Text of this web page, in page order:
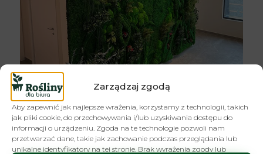
Zarządzaj zgodą
Aby zapewnić jak najlepsze wrażenia, korzystamy z technologii, takich
jak pliki cookie, do przechowywania i/lub uzyskiwania dostępu do
informacji o urządzeniu. Zgoda na te technologie pozwoli nam
przetwarzać dane, takie jak zachowanie podczas przeglądania lub
unikalne identyfikatory na tej stronie. Brak wyrażenia zgody lub